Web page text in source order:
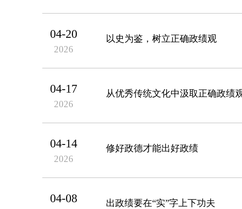
04-20
2026
以史为鉴，树立正确政绩观
04-17
2026
从优秀传统文化中汲取正确政绩
04-14
2026
修好政德才能出好政绩
04-08 出政绩要在“实”字上下功夫